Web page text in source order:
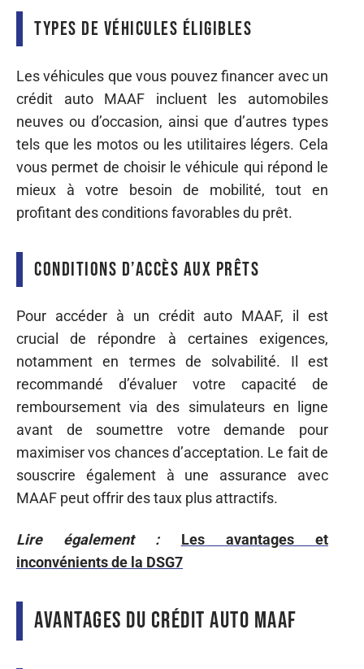
Types de véhicules éligibles
Les véhicules que vous pouvez financer avec un
crédit auto MAAF incluent les automobiles
neuves ou d’occasion, ainsi que d’autres types
tels que les motos ou les utilitaires légers. Cela
vous permet de choisir le véhicule qui répond le
mieux à votre besoin de mobilité, tout en
profitant des conditions favorables du prêt.
Conditions d’accès aux prêts
Pour accéder à un crédit auto MAAF, il est
crucial de répondre à certaines exigences,
notamment en termes de solvabilité. Il est
recommandé d’évaluer votre capacité de
remboursement via des simulateurs en ligne
avant de soumettre votre demande pour
maximiser vos chances d’acceptation. Le fait de
souscrire également à une assurance avec
MAAF peut offrir des taux plus attractifs.
Lire également :
Les avantages et
inconvénients de la DSG7
Avantages du crédit auto MAAF